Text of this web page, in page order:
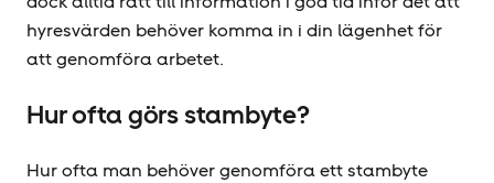
hyresvärden behöver komma in i din lägenhet för
att genomföra arbetet.
Hur ofta görs stambyte?
Hur ofta man behöver genomföra ett stambyte